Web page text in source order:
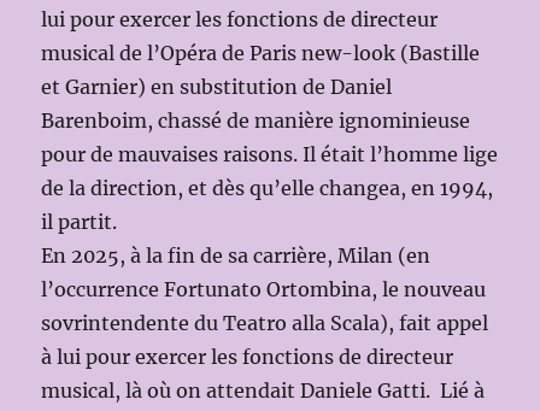
lui pour exercer les fonctions de directeur
musical de l’Opéra de Paris new-look (Bastille
et Garnier) en substitution de Daniel
Barenboim, chassé de manière ignominieuse
pour de mauvaises raisons. Il était l’homme lige
de la direction, et dès qu’elle changea, en 1994,
il partit.
En 2025, à la fin de sa carrière, Milan (en
l’occurrence Fortunato Ortombina, le nouveau
sovrintendente du Teatro alla Scala), fait appel
à lui pour exercer les fonctions de directeur
musical, là où on attendait Daniele Gatti. Lié à